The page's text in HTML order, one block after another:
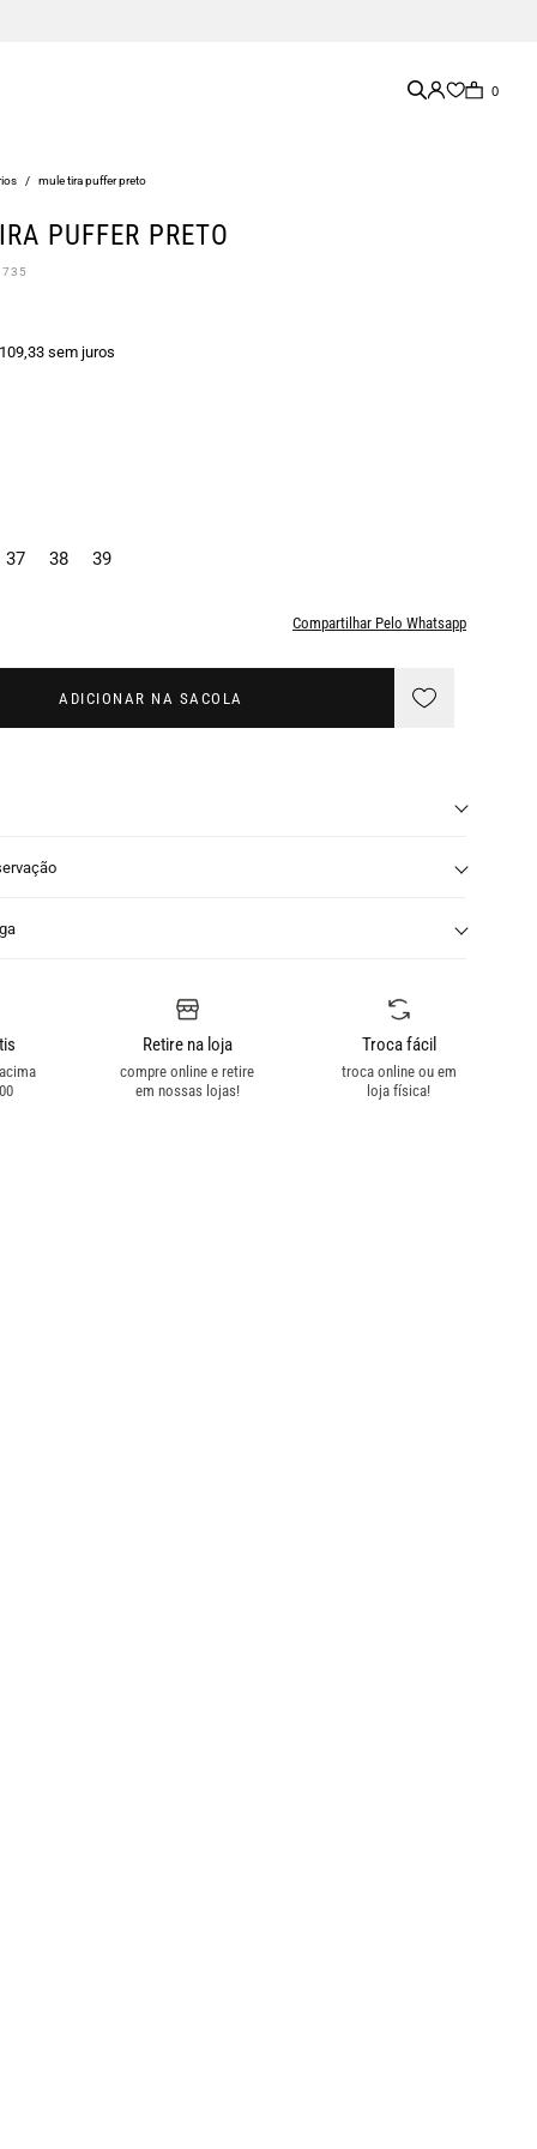
0
/ mule tira puffer preto
PUFFER PRETO
sem juros
37 38 39
Compartilhar Pelo Whatsapp
ADICIONAR NA SACOLA
Retire na loja
compre online e retire
em nossas lojas!
Troca fácil
troca online ou em
loja física!